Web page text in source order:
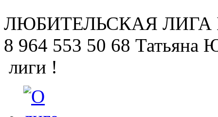
ЛЮБИТЕЛЬСКАЯ ЛИГА
8 964 553 50 68 Татьяна
лиги !